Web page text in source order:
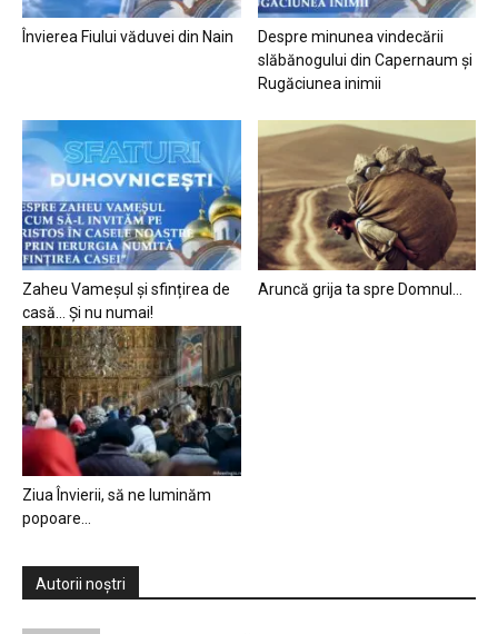
Învierea Fiului văduvei din Nain
Despre minunea vindecării
slăbănogului din Capernaum și
Rugăciunea inimii
Zaheu Vameșul și sfințirea de
casă… Și nu numai!
Aruncă grija ta spre Domnul…
Ziua Învierii, să ne luminăm
popoare…
Autorii noștri